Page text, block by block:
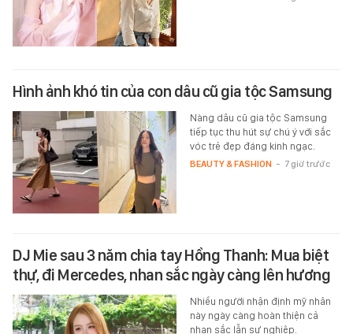
Hình ảnh khó tin của con dâu cũ gia tộc Samsung
Nàng dâu cũ gia tộc Samsung
tiếp tục thu hút sự chú ý với sắc
vóc trẻ đẹp đáng kinh ngạc.
BEAUTY & FASHION - 7 giờ trước
DJ Mie sau 3 năm chia tay Hồng Thanh: Mua biệt
thự, đi Mercedes, nhan sắc ngày càng lên hương
Nhiều người nhận định mỹ nhân
này ngày càng hoàn thiện cả
nhan sắc lẫn sự nghiệp.